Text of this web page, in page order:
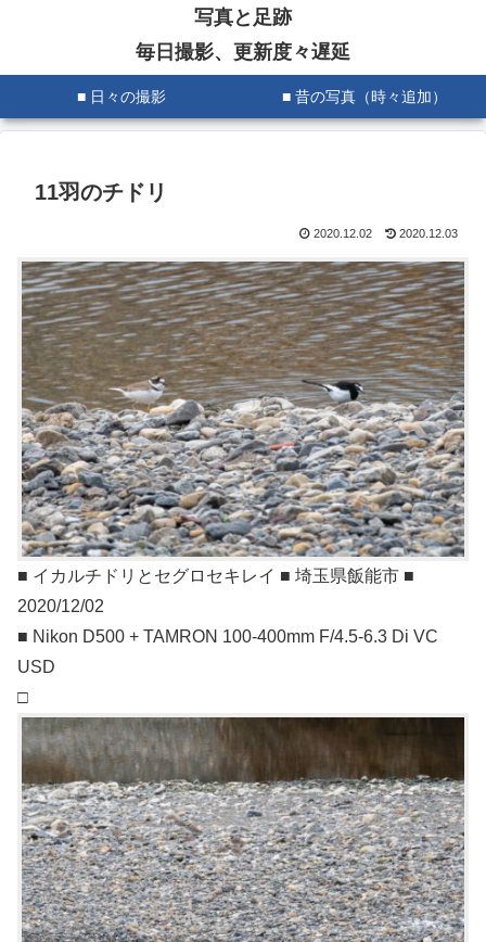
写真と足跡
毎日撮影、更新度々遅延
■ 日々の撮影 ■ 昔の写真（時々追加）
11羽のチドリ
2020.12.02 2020.12.03
■ イカルチドリとセグロセキレイ ■ 埼玉県飯能市 ■
2020/12/02
■ Nikon D500 + TAMRON 100-400mm F/4.5-6.3 Di VC
USD
□